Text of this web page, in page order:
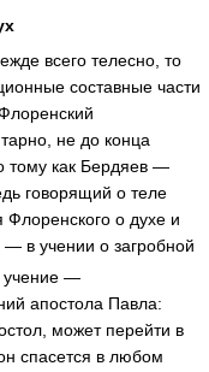
всего телесно, то
составные части
не до конца
тому как Бердяев —
говорящий о теле
Флоренского о духе и
в учении о загробной
учение —
апостола Павла:
может перейти в
спасется в любом